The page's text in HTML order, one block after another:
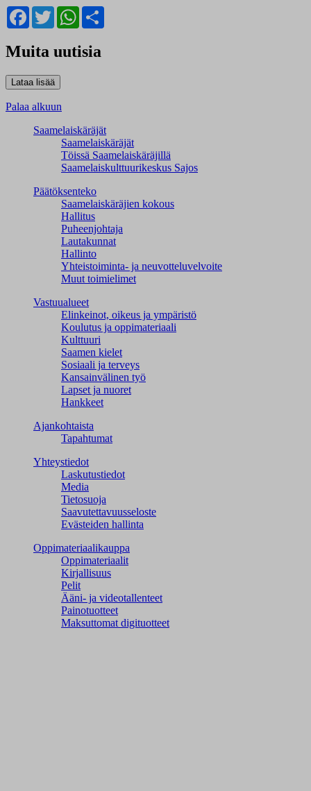
Facebook
TwitterWhatsApp
Muita uutisia
Palaa alkuun
Saamelaiskäräjät
Saamelaiskäräjät
Töissä Saamelaiskäräjillä
Saamelaiskulttuuri­keskus Sajos
Päätöksenteko
Saamelaiskäräjien kokous
Hallitus
Puheenjohtaja
Lautakunnat
Hallinto
Yhteistoiminta- ja neuvotteluvelvoite
Muut toimielimet
Vastuualueet
Elinkeinot, oikeus ja ympäristö
Koulutus ja oppimateriaali
Kulttuuri
Saamen kielet
Sosiaali ja terveys
Kansainvälinen työ
Lapset ja nuoret
Hankkeet
Ajankohtaista
Tapahtumat
Yhteystiedot
Laskutustiedot
Media
Tietosuoja
Saavutettavuusseloste
Evästeiden hallinta
Oppimateriaalikauppa
Oppimateriaalit
Kirjallisuus
Pelit
Ääni- ja videotallenteet
Painotuotteet
Maksuttomat digituotteet